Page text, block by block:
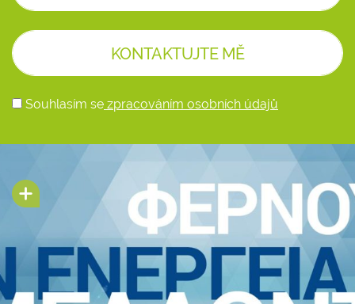
Souhlasím se zpracováním osobních údajů